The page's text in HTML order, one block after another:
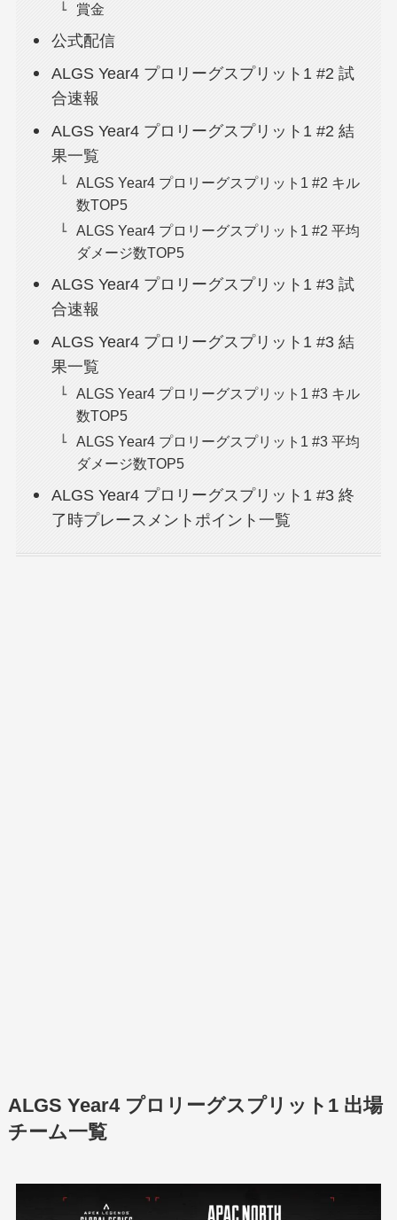
賞金
公式配信
ALGS Year4 プロリーグスプリット1 #2 試
合速報
ALGS Year4 プロリーグスプリット1 #2 結
果一覧
ALGS Year4 プロリーグスプリット1 #2 キル
数TOP5
ALGS Year4 プロリーグスプリット1 #2 平均
ダメージ数TOP5
ALGS Year4 プロリーグスプリット1 #3 試
合速報
ALGS Year4 プロリーグスプリット1 #3 結
果一覧
ALGS Year4 プロリーグスプリット1 #3 キル
数TOP5
ALGS Year4 プロリーグスプリット1 #3 平均
ダメージ数TOP5
ALGS Year4 プロリーグスプリット1 #3 終
了時プレースメントポイント一覧
ALGS Year4 プロリーグスプリット1 出場
チーム一覧